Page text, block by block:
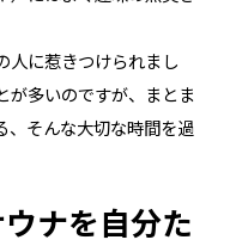
人に惹きつけられまし
が多いのですが、まとま
、そんな大切な時間を過
ナを自分た